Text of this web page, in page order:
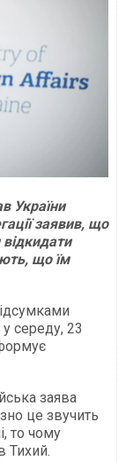
України
заявив, що
що їм
середу, 23
заява
це звучить
то чому
Тихий.